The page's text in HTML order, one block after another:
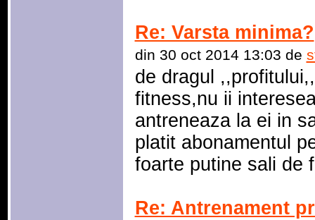
Re: Varsta minima?
din 30 oct 2014 13:03 de
de dragul
fitness,nu ii
antreneaza la ei in
platit abonamentul
foarte putine sali de
Re: Antrenament